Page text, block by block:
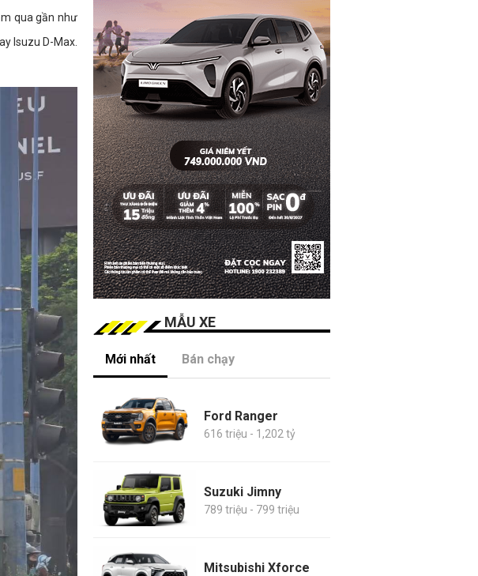
qua gần như
Isuzu D-Max.
MẪU XE
Mới nhất Bán chạy
Ford Ranger
616 triệu - 1,202 tỷ
Suzuki Jimny
789 triệu - 799 triệu
Mitsubishi Xforce